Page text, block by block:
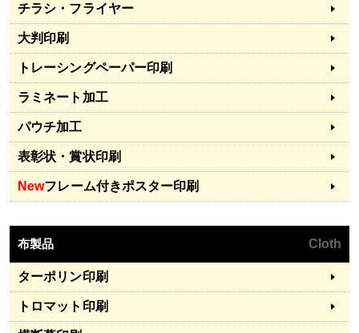
チラシ・フライヤー
大判印刷
トレーシングペーパー印刷
ラミネート加工
パウチ加工
表彰状・賞状印刷
Newフレーム付きポスター印刷
布製品 Cloth
ターポリン印刷
トロマット印刷